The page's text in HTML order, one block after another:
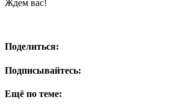
Ждем вас!
Поделиться:
Подписывайтесь:
Ещё по теме: